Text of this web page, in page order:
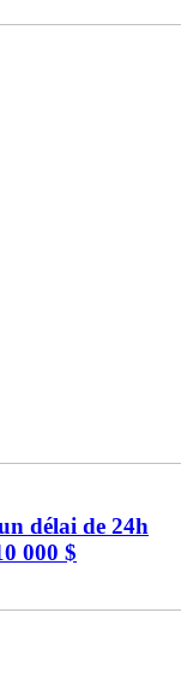
délai de 24h
000 $